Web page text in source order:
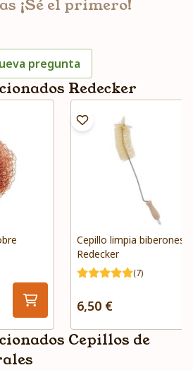
¡Sé el primero!
pregunta
Redecker
Cepillo limpia biberones -
Redecker
(7)
6,50 €
Cepillos de